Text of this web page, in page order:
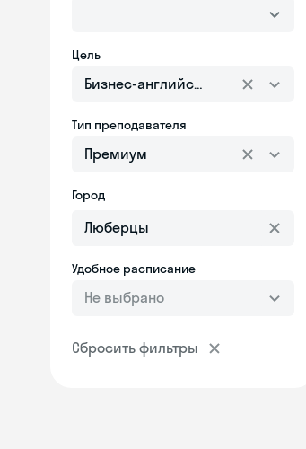
Цель
Бизнес-английский
Тип преподавателя
Премиум
Город
Удобное расписание
Не выбрано
Сбросить фильтры